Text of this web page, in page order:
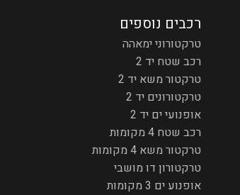
רכבים נוספים
טרקטורוני ימאהה
רכב שטח יד 2
טרקטור משא יד 2
טרקטורונים יד 2
אופנועי ים יד 2
רכב שטח 4 מקומות
טרקטור משא 4 מקומות
טרקטורון דו מושבי
אופנוע ים 3 מקומות